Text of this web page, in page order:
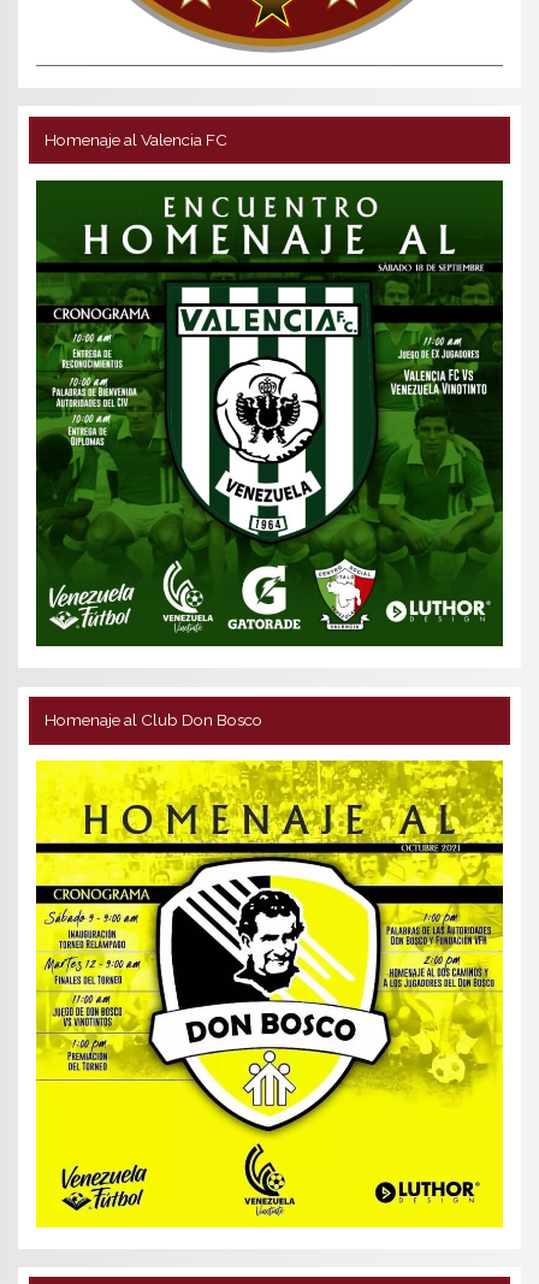
Homenaje al Valencia FC
Homenaje al Club Don Bosco